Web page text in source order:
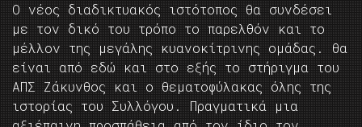
Ο νέος διαδικτυακός ιστότοπος θα συνδέσει
με τον δικό του τρόπο το παρελθόν και το
μέλλον της μεγάλης κυανοκίτρινης ομάδας. θα
είναι από εδώ και στο εξής το στήριγμα του
ΑΠΣ Ζάκυνθος και ο θεματοφύλακας όλης της
ιστορίας του Συλλόγου. Πραγματικά μια